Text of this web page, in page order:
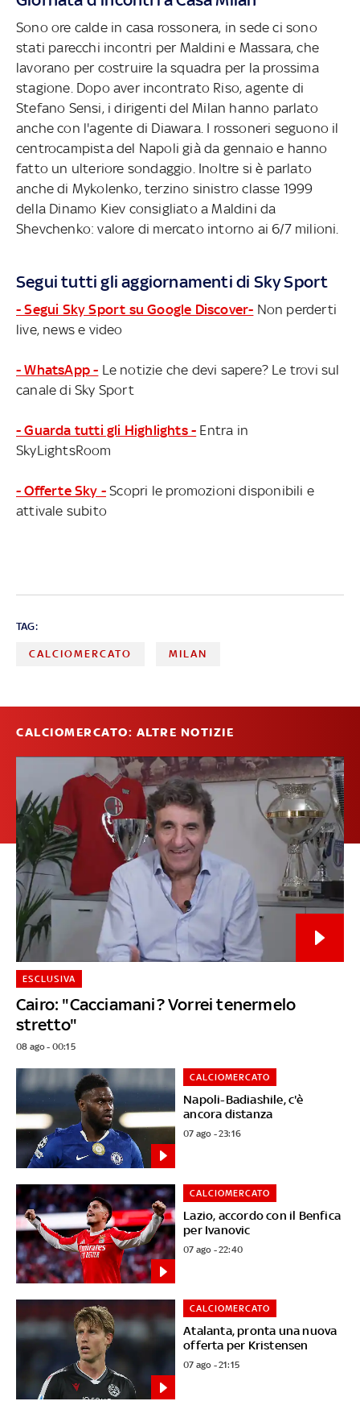
Sono ore calde in casa rossonera, in sede ci sono
stati parecchi incontri per Maldini e Massara, che
lavorano per costruire la squadra per la prossima
stagione. Dopo aver incontrato Riso, agente di
Stefano Sensi, i dirigenti del Milan hanno parlato
anche con l'agente di Diawara. I rossoneri seguono il
centrocampista del Napoli già da gennaio e hanno
fatto un ulteriore sondaggio. Inoltre si è parlato
anche di Mykolenko, terzino sinistro classe 1999
della Dinamo Kiev consigliato a Maldini da
Shevchenko: valore di mercato intorno ai 6/7 milioni.
Segui tutti gli aggiornamenti di Sky Sport
- Segui Sky Sport su Google Discover- Non perderti
live, news e video
- WhatsApp - Le notizie che devi sapere? Le trovi sul
canale di Sky Sport
- Guarda tutti gli Highlights - Entra in
SkyLightsRoom
- Offerte Sky - Scopri le promozioni disponibili e
attivale subito
TAG:
CALCIOMERCATO MILAN
CALCIOMERCATO: ALTRE NOTIZIE
Cairo: "Cacciamani? Vorrei tenermelo
stretto"
ESCLUSIVA
08 ago - 00:15
Napoli-Badiashile, c'è
ancora distanza
CALCIOMERCATO
07 ago - 23:16
Lazio, accordo con il Benfica
per Ivanovic
CALCIOMERCATO
07 ago - 22:40
Atalanta, pronta una nuova
offerta per Kristensen
CALCIOMERCATO
07 ago - 21:15